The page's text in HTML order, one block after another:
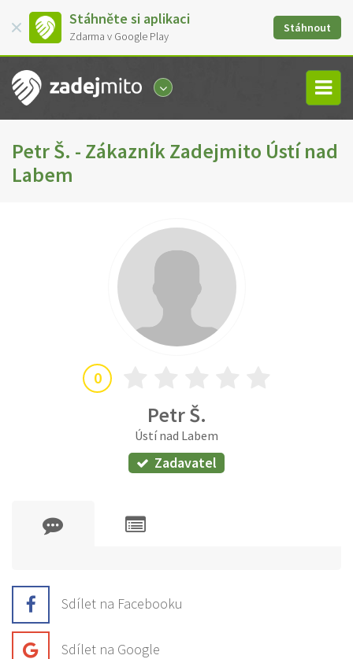
Stáhněte si aplikaci
Zdarma v Google Play
Stáhnout
Petr Š. - Zákazník Zadejmito Ústí nad
Labem
0
Petr Š.
Ústí nad Labem
Zadavatel
Sdílet na Facebooku
Sdílet na Google